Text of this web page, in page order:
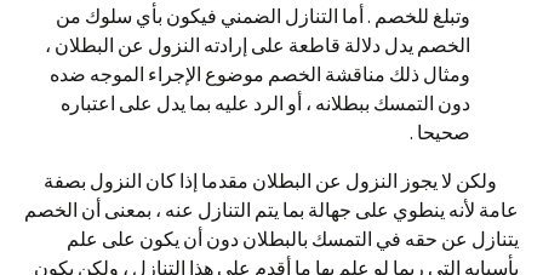
وتبلغ للخصم . أما التنازل الضمني فيكون بأي سلوك من
الخصم يدل دلالة قاطعة على إرادته النزول عن البطلان ،
ومثال ذلك مناقشة الخصم موضوع الإجراء الموجه ضده
دون التمسك ببطلانه ، أو الرد عليه بما يدل على اعتباره
صحيحا .
ولكن لا يجوز النزول عن البطلان مقدما إذا كان النزول بصفة
عامة لأنه ينطوي على جهالة بما يتم التنازل عنه ، بمعنى أن الخصم
يتنازل عن حقه في التمسك بالبطلان دون أن يكون على علم
بأسبابه التي ربما لو علم بها ما أقدم على هذا التنازل ، ولكن يكون